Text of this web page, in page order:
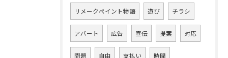
リメークペイント物語 遊び チラシ
アパート 広告 宣伝 提案 対応
問題 自由 支払い 時間